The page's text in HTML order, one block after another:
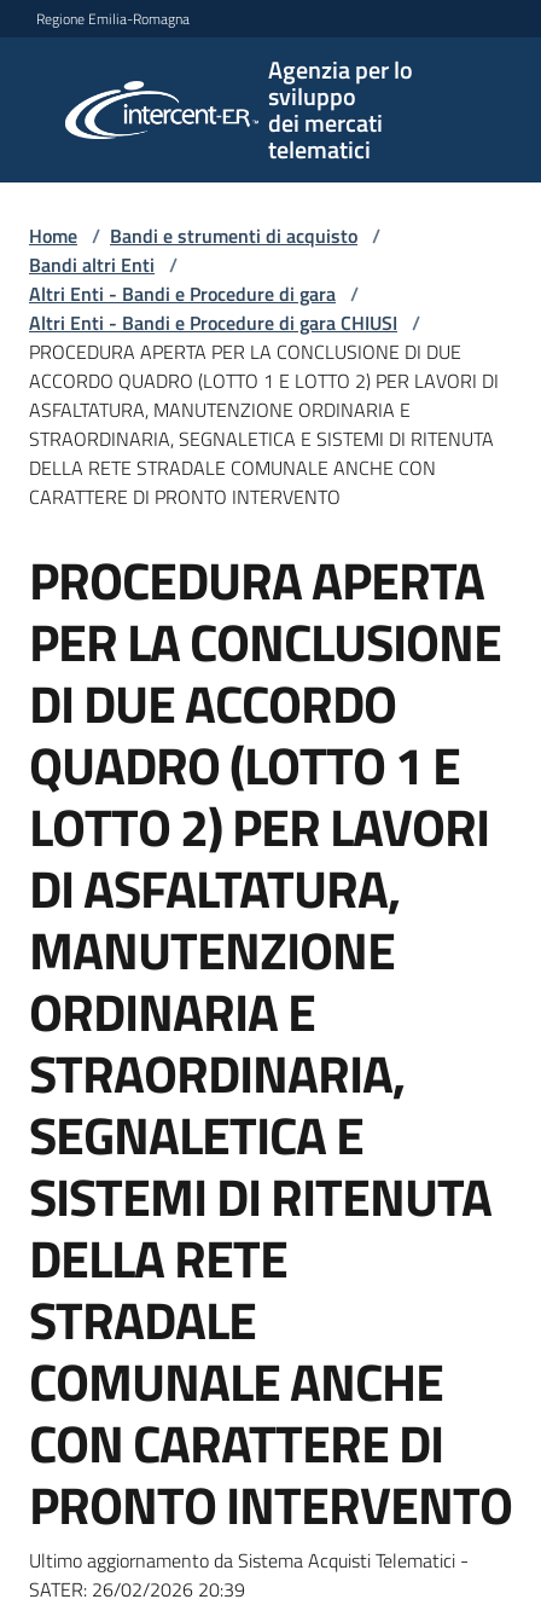
Vai al contenuto
Vai alla navigazione
Vai al footer
Regione Emilia-Romagna
Agenzia per lo
sviluppo
dei mercati
telematici
per lo
sviluppo
telematici
L'Agenzia
Bandi
e
strumenti
acquisto
Supporto
Piattaforme
telematiche
English
site
Seguici
su
Home / Bandi e strumenti di acquisto /
Bandi altri Enti /
Altri Enti - Bandi e Procedure di gara /
Altri Enti - Bandi e Procedure di gara CHIUSI /
PROCEDURA APERTA PER LA CONCLUSIONE DI DUE
ACCORDO QUADRO (LOTTO 1 E LOTTO 2) PER LAVORI DI
ASFALTATURA, MANUTENZIONE ORDINARIA E
STRAORDINARIA, SEGNALETICA E SISTEMI DI RITENUTA
DELLA RETE STRADALE COMUNALE ANCHE CON
CARATTERE DI PRONTO INTERVENTO
Salta al contenuto
PROCEDURA APERTA
PER LA CONCLUSIONE
DI DUE ACCORDO
QUADRO (LOTTO 1 E
LOTTO 2) PER LAVORI
DI ASFALTATURA,
MANUTENZIONE
ORDINARIA E
STRAORDINARIA,
SEGNALETICA E
SISTEMI DI RITENUTA
DELLA RETE
STRADALE
COMUNALE ANCHE
CON CARATTERE DI
PRONTO INTERVENTO
Ultimo aggiornamento da Sistema Acquisti Telematici -
SATER: 26/02/2026 20:39